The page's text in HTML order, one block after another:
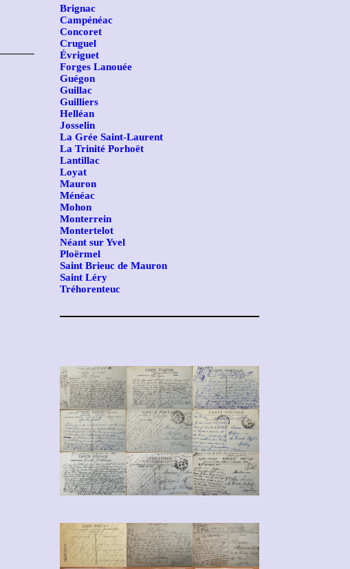
Brignac
Campénéac
Concoret
Cruguel
Évriguet
Forges Lanouée
Guégon
Guillac
Guilliers
Helléan
Josselin
La Grée Saint-Laurent
La Trinité Porhoët
Lantillac
Loyat
Mauron
Ménéac
Mohon
Monterrein
Montertelot
Néant sur Yvel
Ploërmel
Saint Brieuc de Mauron
Saint Léry
Tréhorenteuc